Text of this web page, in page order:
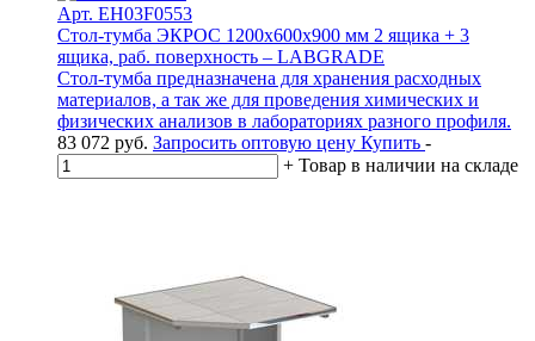
Арт. EH03F0553
Стол-тумба ЭКРОС 1200х600х900 мм 2 ящика + 3
ящика, раб. поверхность – LABGRADE
Стол-тумба предназначена для хранения расходных
материалов, а так же для проведения химических и
физических анализов в лабораториях разного профиля.
83 072 руб. Запросить оптовую цену Купить -
+ Товар в наличии на складе